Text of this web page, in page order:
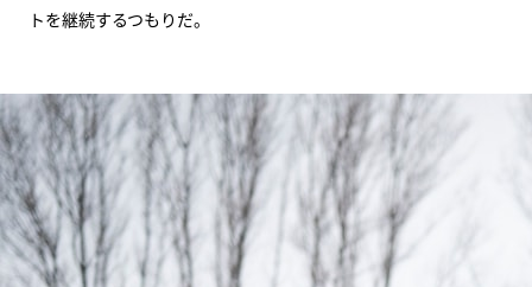
トを継続するつもりだ。